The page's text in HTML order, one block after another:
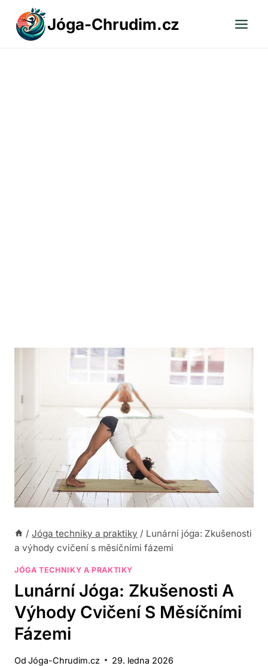
Přeskočit
obsah
Jóga-Chrudim.cz
/ Jóga techniky a praktiky / Lunární jóga: Zkušenosti
a výhody cvičení s měsíčními fázemi
JÓGA TECHNIKY A PRAKTIKY
Lunární Jóga: Zkušenosti A
Výhody Cvičení S Měsíčními
Fázemi
Od Jóga-Chrudim.cz 29. ledna 2026